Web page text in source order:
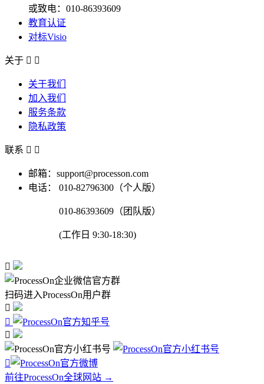
或致电：010-86393609
教育认证
对标Visio
关于  
关于我们
加入我们
服务条款
隐私政策
联系  
邮箱：support@processon.com
电话：
010-82796300（个人版）
010-86393609（团队版）
(工作日 9:30-18:30)

扫码进入ProcessOn用户群




前往ProcessOn全球网站 →